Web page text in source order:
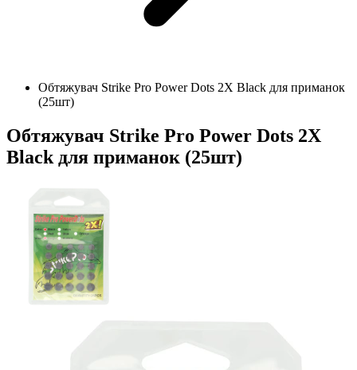
Обтяжувач Strike Pro Power Dots 2X Black для приманок
(25шт)
Обтяжувач Strike Pro Power Dots 2X
Black для приманок (25шт)